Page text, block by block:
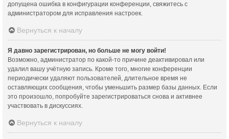
допущена ошибка в конфигурации конференции, свяжитесь с
администратором для исправления настроек.
Вернуться к началу
Я давно зарегистрирован, но больше не могу войти!
Возможно, администратор по какой-то причине деактивировал или
удалил вашу учётную запись. Кроме того, многие конференции
периодически удаляют пользователей, длительное время не
оставляющих сообщения, чтобы уменьшить размер базы данных. Если
это произошло, попробуйте зарегистрироваться снова и активнее
участвовать в дискуссиях.
Вернуться к началу